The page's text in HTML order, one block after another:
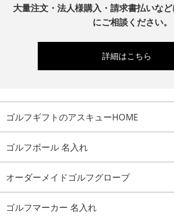
大量注文・法人様購入・請求書払いな
にご相談ください。
詳細はこちら
ゴルフギフトのアスキューHOME
ゴルフボール 名入れ
オーダーメイドゴルフグローブ
ゴルフマーカー 名入れ